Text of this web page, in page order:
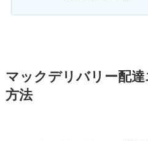
マックデリバリー配
方法